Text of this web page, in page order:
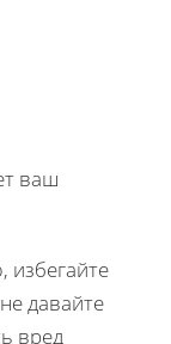
ваш
давайте
вред